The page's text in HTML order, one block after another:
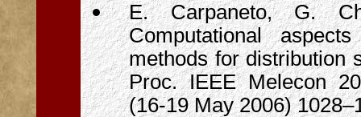
E. Carpaneto, G.
Computational
methods for distribution
Proc. IEEE Melecon
(16-19 May 2006)